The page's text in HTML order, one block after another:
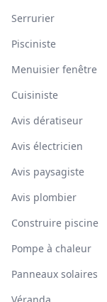
Serrurier
Pisciniste
Menuisier fenêtre
Cuisiniste
Avis dératiseur
Avis électricien
Avis paysagiste
Avis plombier
Construire piscine
Pompe à chaleur
Panneaux solaires